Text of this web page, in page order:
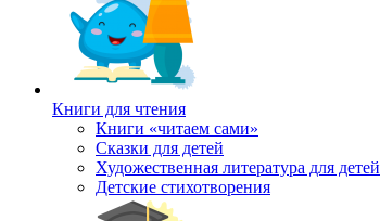
Книги для чтения
Книги «читаем сами»
Сказки для детей
Художественная литература для детей
Детские стихотворения